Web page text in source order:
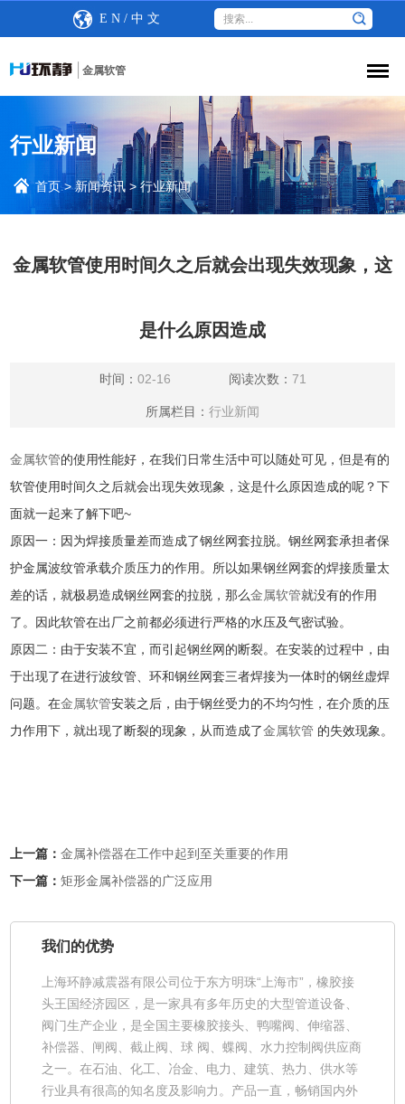
E N/ 中 文
金属软管
行业新闻
首页>新闻资讯 >行业新闻
金属软管使用时间久之后就会出现失效现象，这
是什么原因造成
时间： 02-16 阅读次数： 71
所属栏目： 行业新闻
金属软管的使用性能好，在我们日常生活中可以随处可见，但是有的
软管使用时间久之后就会出现失效现象，这是什么原因造成的呢？下
面就一起来了解下吧~
原因一：因为焊接质量差而造成了钢丝网套拉脱。钢丝网套承担者保
护金属波纹管承载介质压力的作用。所以如果钢丝网套的焊接质量太
差的话，就极易造成钢丝网套的拉脱，那么金属软管就没有的作用
了。因此软管在出厂之前都必须进行严格的水压及气密试验。
原因二：由于安装不宜，而引起钢丝网的断裂。在安装的过程中，由
于出现了在进行波纹管、环和钢丝网套三者焊接为一体时的钢丝虚焊
问题。在金属软管安装之后，由于钢丝受力的不均匀性，在介质的压
力作用下，就出现了断裂的现象，从而造成了金属软管 的失效现象。
上一篇：金属补偿器在工作中起到至关重要的作用
下一篇：矩形金属补偿器的广泛应用
我们的优势
上海环静减震器有限公司位于东方明珠“上海市”，橡胶接
头王国经济园区，是一家具有多年历史的大型管道设备、
阀门生产企业，是全国主要橡胶接头、鸭嘴阀、伸缩器、
补偿器、闸阀、截止阀、球 阀、蝶阀、水力控制阀供应商
之一。在石油、化工、冶金、电力、建筑、热力、供水等
行业具有很高的知名度及影响力。产品一直，畅销国内外